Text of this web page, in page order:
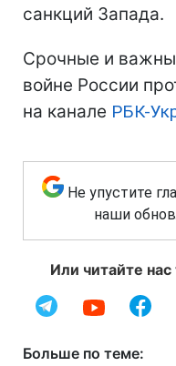
санкций Запада.
Срочные и
войне России
на канале РБК-
Не упустите
наши
Или читайте
Больше по теме: